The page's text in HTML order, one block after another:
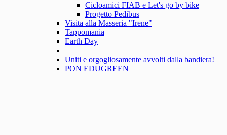
Cicloamici FIAB e Let's go by bike
Progetto Pedibus
Visita alla Masseria "Irene"
Tappomania
Earth Day
Uniti e orgogliosamente avvolti dalla bandiera!
PON EDUGREEN